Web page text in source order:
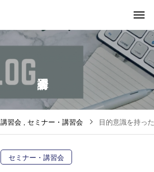
講習会 セミナー・講習会 目的意識を持っ
セミナー・講習会